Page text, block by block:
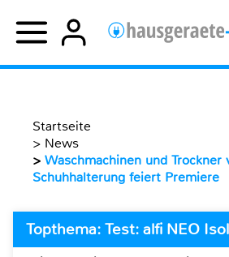
Startseite
> News
> Waschmachinen und Trockner
Schuhhalterung feiert Premiere
Topthema: Test: alfi NEO